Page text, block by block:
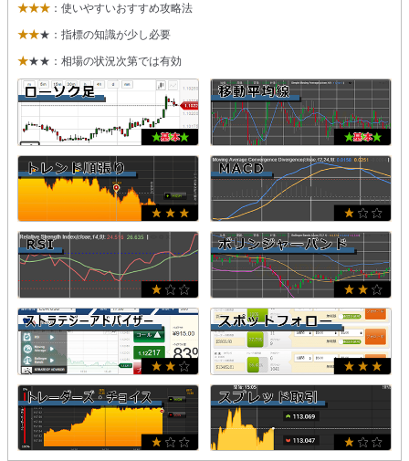
★★★ ：使いやすいおすすめ攻略法
★★★：指標の知識が少し必要
★★★：相場の状況次第では有効